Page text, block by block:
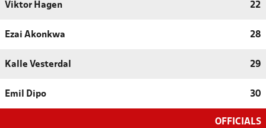
Viktor Hagen 22
Ezai Akonkwa 28
Kalle Vesterdal 29
Emil Dipo 30
OFFICIALS